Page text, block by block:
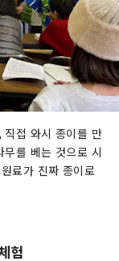
직접 와시 종이를 만
를 베는 것으로 시
료가 진짜 종이로
험